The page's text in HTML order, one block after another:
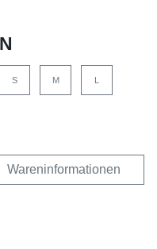
S M L
Wareninformationen